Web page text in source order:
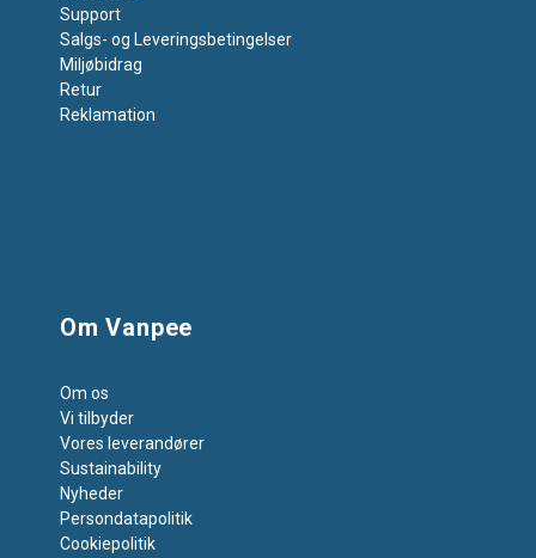
Support
Salgs- og Leveringsbetingelser
Miljøbidrag
Retur
Reklamation
Om Vanpee
Om os
Vi tilbyder
Vores leverandører
Sustainability
Nyheder
Persondatapolitik
Cookiepolitik